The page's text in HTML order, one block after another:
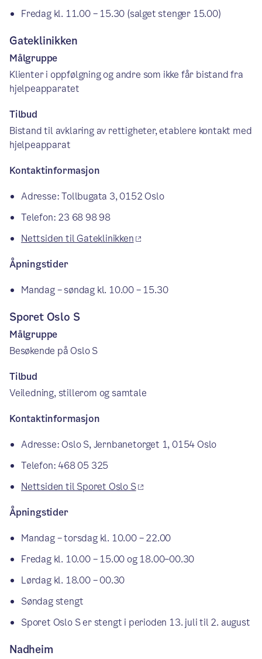
Fredag kl. 11.00 – 15.30 (salget stenger 15.00)
Gateklinikken
Målgruppe
Klienter i oppfølgning og andre som ikke får bistand fra
hjelpeapparatet
Tilbud
Bistand til avklaring av rettigheter, etablere kontakt med
hjelpeapparat
Kontaktinformasjon
Adresse: Tollbugata 3, 0152 Oslo
Telefon: 23 68 98 98
Nettsiden til Gateklinikken
Åpningstider
Mandag – søndag kl. 10.00 – 15.30
Sporet Oslo S
Målgruppe
Besøkende på Oslo S
Tilbud
Veiledning, stillerom og samtale
Kontaktinformasjon
Adresse: Oslo S, Jernbanetorget 1, 0154 Oslo
Telefon: 468 05 325
Nettsiden til Sporet Oslo S
Åpningstider
Mandag – torsdag kl. 10.00 – 22.00
Fredag kl. 10.00 – 15.00 og 18.00–00.30
Lørdag kl. 18.00 – 00.30
Søndag stengt
Sporet Oslo S er stengt i perioden 13. juli til 2. august
Nadheim